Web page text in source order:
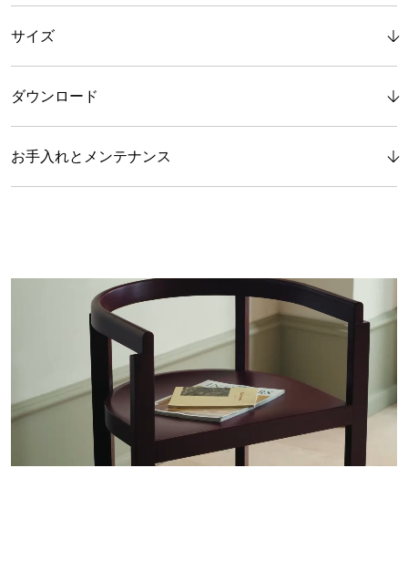
サイズ
ダウンロード
お手入れとメンテナンス